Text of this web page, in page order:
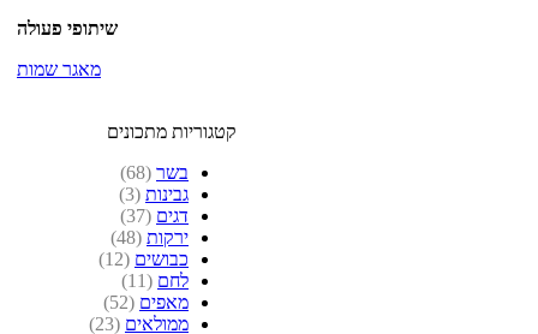
שיתופי פעולה
מאגר שמות
קטגוריות מתכונים
בשר (68)
גבינות (3)
דגים (37)
ירקות (48)
כבושים (12)
לחם (11)
מאפים (52)
ממולאים (23)